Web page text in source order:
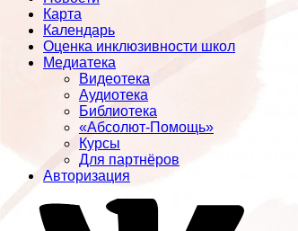
Карта
Календарь
Оценка инклюзивности школ
Медиатека
Видеотека
Аудиотека
Библиотека
«Абсолют-Помощь»
Курсы
Для партнёров
Авторизация